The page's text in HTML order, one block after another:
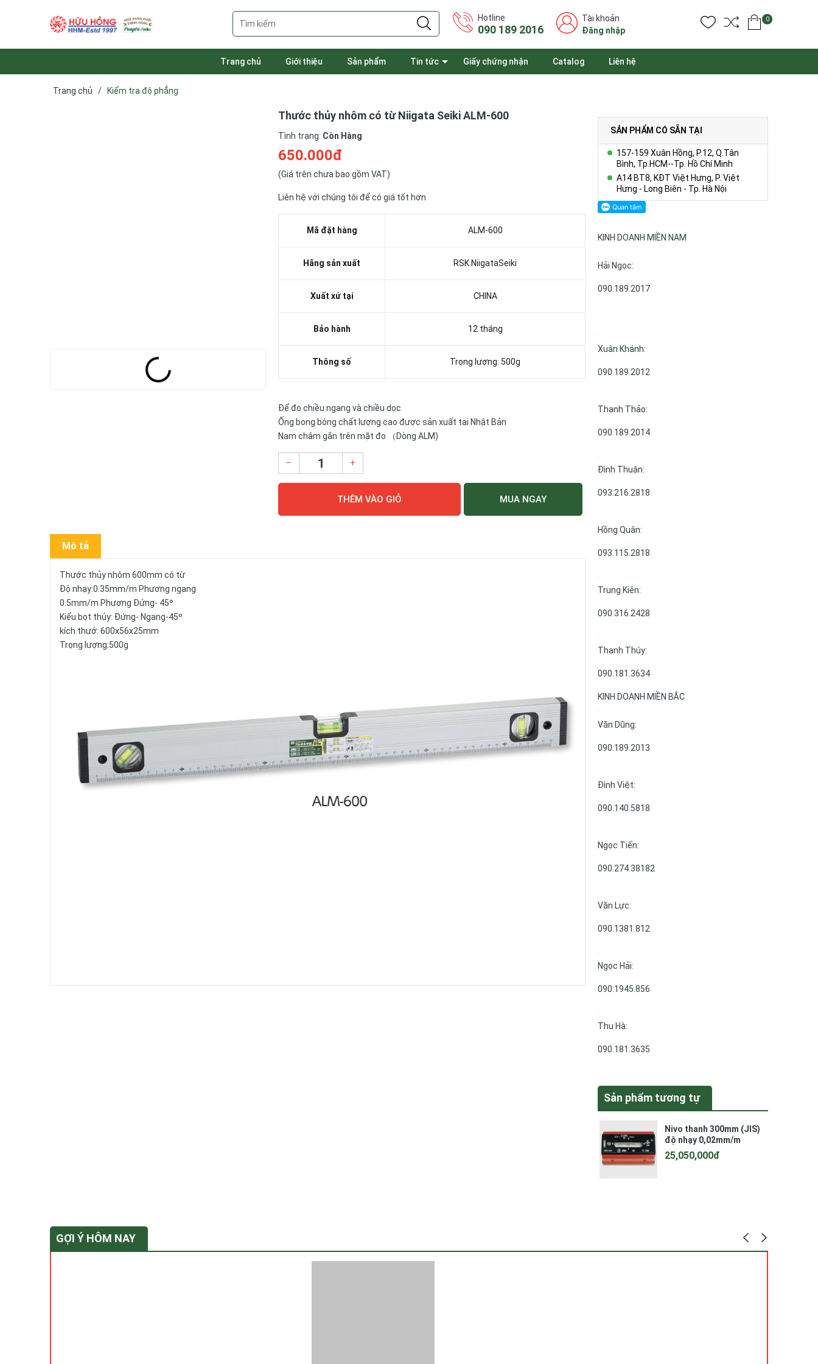
Hotline
090 189 2016
Tài khoản
Đăng nhập
0
Trang chủ Giới thiệu Sản phẩm Tin tức Giấy chứng nhận Catalog Liên hệ
Trang chủ / Kiểm tra độ phẳng
Thước thủy nhôm có từ Niigata Seiki ALM-600
Tình trạng: Còn Hàng
650.000đ
(Giá trên chưa bao gồm VAT)
Liên hệ với chúng tôi để có giá tốt hơn
Mã đặt hàng ALM-600
Hãng sản xuất RSK NiigataSeiki
Xuất xứ tại CHINA
Bảo hành 12 tháng
Thông số Trọng lượng: 500g
Để đo chiều ngang và chiều dọc
Ống bong bóng chất lượng cao được sản xuất tại Nhật Bản
Nam châm gắn trên mặt đo （Dòng ALM)
– +
THÊM VÀO GIỎ MUA NGAY
Mô tả
Thước thủy nhôm 600mm có từ
Độ nhạy:0.35mm/m Phương ngang
0.5mm/m Phương Đứng- 45º
Kiểu bọt thủy: Đứng- Ngang-45º
kích thướ: 600x56x25mm
Trọng lượng:500g
SẢN PHẨM CÓ SẴN TẠI
157-159 Xuân Hồng, P.12, Q.Tân
Bình, Tp.HCM--Tp. Hồ Chí Minh
A14 BT8, KĐT Việt Hưng, P. Việt
Hưng - Long Biên - Tp. Hà Nội
KINH DOANH MIỀN NAM
Hải Ngọc:
090.189.2017
Xuân Khánh:
090.189.2012
Thanh Thảo:
090.189.2014
Đình Thuận:
093.216.2818
Hồng Quân:
093.115.2818
Trung Kiên:
090.316.2428
Thanh Thúy:
090.181.3634
KINH DOANH MIỀN BẮC
Văn Dũng:
090.189.2013
Đình Việt:
090.140.5818
Ngọc Tiến:
090.274.38182
Văn Lực:
090.1381.812
Ngọc Hải:
090.1945.856
Thu Hà:
090.181.3635
Sản phẩm tương tự
Nivo thanh 300mm (JIS)
độ nhạy 0,02mm/m
Niigata Seiki RSK, FLA-
300002
25,050,000đ
GỢI Ý HÔM NAY